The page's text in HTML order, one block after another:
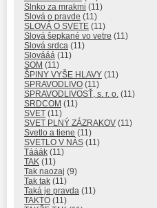
Slnko za mrakmi (11)
Slová o pravde (11)
SLOVÁ O SVETE (11)
Slová šepkané vo vetre (11)
Slová srdca (11)
Slovááá (11)
SOM (11)
ŠPINY VYŠE HLAVY (11)
SPRAVODLIVO (11)
SPRAVODLIVOSŤ, s. r. o. (11)
SRDCOM (11)
SVET (11)
SVET PLNÝ ZÁZRAKOV (11)
Svetlo a tiene (11)
SVETLO V NÁS (11)
Tááák (11)
TAK (11)
Tak naozaj (9)
Tak tak (11)
Taká je pravda (11)
TAKTO (11)